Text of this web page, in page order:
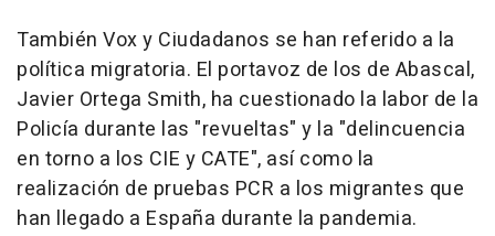
También Vox y Ciudadanos se han referido a la
política migratoria. El portavoz de los de Abascal,
Javier Ortega Smith, ha cuestionado la labor de la
Policía durante las "revueltas" y la "delincuencia
en torno a los CIE y CATE", así como la
realización de pruebas PCR a los migrantes que
han llegado a España durante la pandemia.